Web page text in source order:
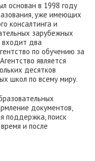
основан в 1998 году
уже имеющих
консалтинга и
зарубежных
входит два
по обучению за
является
десятков
школ по всему миру.
документов,
поддержка, поиск
и после